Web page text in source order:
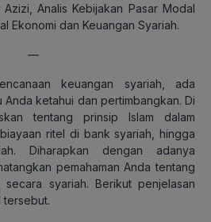
Analis Kebijakan Pasar Modal
Ekonomi dan Keuangan Syariah.
—
keuangan syariah, ada
ketahui dan pertimbangkan. Di
tentang prinsip Islam dalam
ritel di bank syariah, hingga
Diharapkan dengan adanya
pemahaman Anda tentang
secara syariah. Berikut penjelasan
tersebut.